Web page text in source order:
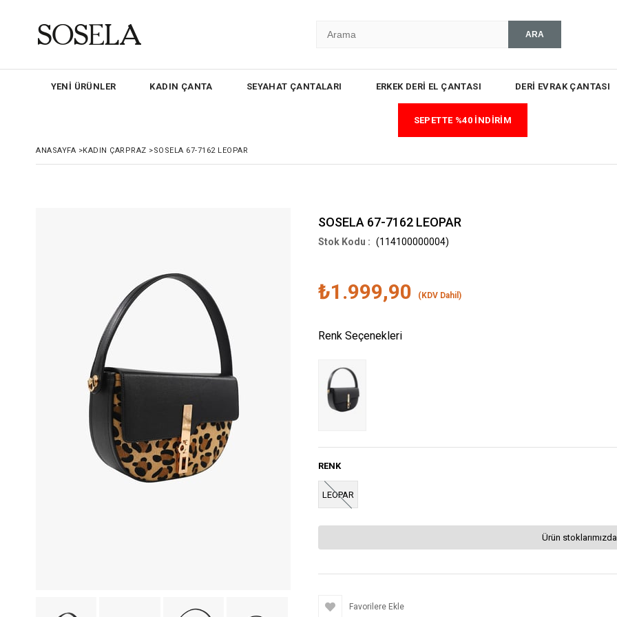
YENİ ÜRÜNLER KADIN ÇANTA SEYAHAT ÇANTALARI ERKEK DERİ EL ÇANTASI DERİ EVRAK ÇANTASI
SEPETTE %40 İNDİRİM
ANASAYFA >KADIN ÇARPRAZ >SOSELA 67-7162 LEOPAR
SOSELA 67-7162 LEOPAR
(114100000004)
₺1.999,90 (KDV Dahil)
Renk Seçenekleri
RENK
LEOPAR
Ürün
Favorilere Ekle